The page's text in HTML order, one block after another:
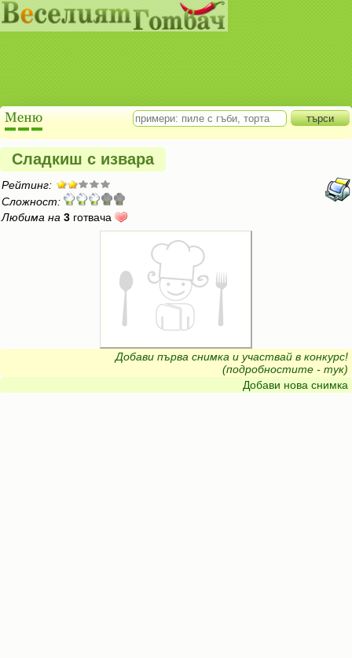
Сладкиш с извара
Рейтинг:
Сложност:
Любима на 3 готвача
Добави първа снимка и участвай в конкурс!
(подробностите - тук)
Добави нова снимка